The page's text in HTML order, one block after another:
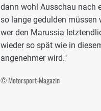
dann wohl Ausschau nach
so lange gedulden müssen
wer den Marussia
wieder so spät wie in
angenehmer wird."
© Motorsport-Magazin